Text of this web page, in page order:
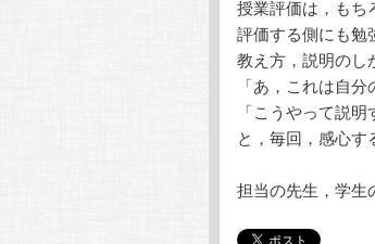
授業評価は，もち
評価する側にも勉
教え方，説明のし
「あ，これは自
「こうやって説
と，毎回，感心す
担当の先生，学生